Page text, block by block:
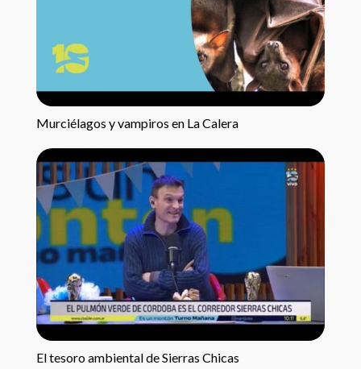
Murciélagos y vampiros en La Calera
El tesoro ambiental de Sierras Chicas